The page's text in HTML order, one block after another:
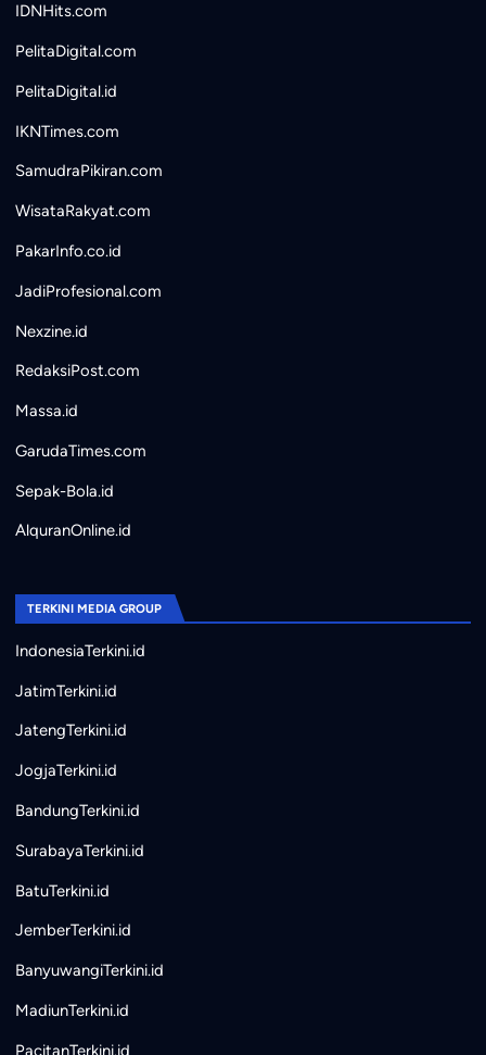
IDNHits.com
PelitaDigital.com
PelitaDigital.id
IKNTimes.com
SamudraPikiran.com
WisataRakyat.com
PakarInfo.co.id
JadiProfesional.com
Nexzine.id
RedaksiPost.com
Massa.id
GarudaTimes.com
Sepak-Bola.id
AlquranOnline.id
TERKINI MEDIA GROUP
IndonesiaTerkini.id
JatimTerkini.id
JatengTerkini.id
JogjaTerkini.id
BandungTerkini.id
SurabayaTerkini.id
BatuTerkini.id
JemberTerkini.id
BanyuwangiTerkini.id
MadiunTerkini.id
PacitanTerkini.id